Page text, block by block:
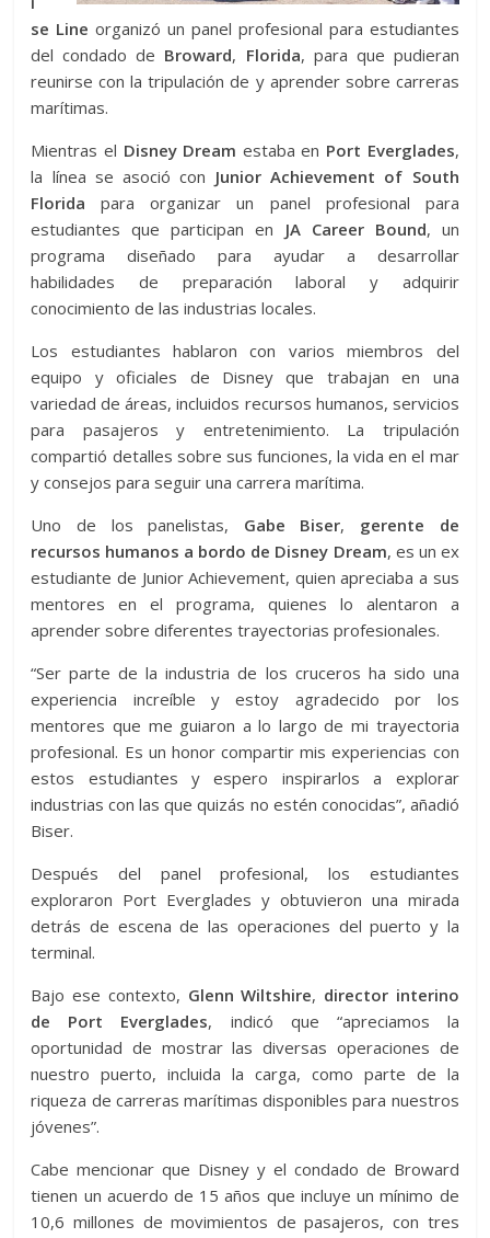
se Line organizó un panel profesional para estudiantes
del condado de Broward, Florida, para que pudieran
reunirse con la tripulación de y aprender sobre carreras
marítimas.
Mientras el Disney Dream estaba en Port Everglades,
la línea se asoció con Junior Achievement of South
Florida para organizar un panel profesional para
estudiantes que participan en JA Career Bound, un
programa diseñado para ayudar a desarrollar
habilidades de preparación laboral y adquirir
conocimiento de las industrias locales.
Los estudiantes hablaron con varios miembros del
equipo y oficiales de Disney que trabajan en una
variedad de áreas, incluidos recursos humanos, servicios
para pasajeros y entretenimiento. La tripulación
compartió detalles sobre sus funciones, la vida en el mar
y consejos para seguir una carrera marítima.
Uno de los panelistas, Gabe Biser, gerente de
recursos humanos a bordo de Disney Dream, es un ex
estudiante de Junior Achievement, quien apreciaba a sus
mentores en el programa, quienes lo alentaron a
aprender sobre diferentes trayectorias profesionales.
“Ser parte de la industria de los cruceros ha sido una
experiencia increíble y estoy agradecido por los
mentores que me guiaron a lo largo de mi trayectoria
profesional. Es un honor compartir mis experiencias con
estos estudiantes y espero inspirarlos a explorar
industrias con las que quizás no estén conocidas”, añadió
Biser.
Después del panel profesional, los estudiantes
exploraron Port Everglades y obtuvieron una mirada
detrás de escena de las operaciones del puerto y la
terminal.
Bajo ese contexto, Glenn Wiltshire, director interino
de Port Everglades, indicó que “apreciamos la
oportunidad de mostrar las diversas operaciones de
nuestro puerto, incluida la carga, como parte de la
riqueza de carreras marítimas disponibles para nuestros
jóvenes”.
Cabe mencionar que Disney y el condado de Broward
tienen un acuerdo de 15 años que incluye un mínimo de
10,6 millones de movimientos de pasajeros, con tres